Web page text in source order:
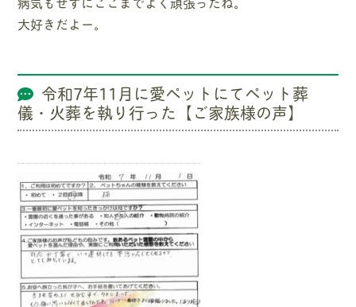
大好きだよー。
令和7年11月に愛ペットにてペット葬
儀・火葬を執り行った【ご家族様の声】